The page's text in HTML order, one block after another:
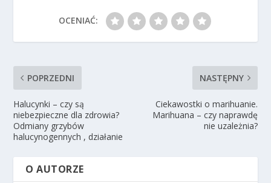
OCENIAĆ:
POPRZEDNI
Halucynki – czy są
niebezpieczne dla zdrowia?
Odmiany grzybów
halucynogennych , działanie
NASTĘPNY
Ciekawostki o marihuanie.
Marihuana – czy naprawdę
nie uzależnia?
O AUTORZE